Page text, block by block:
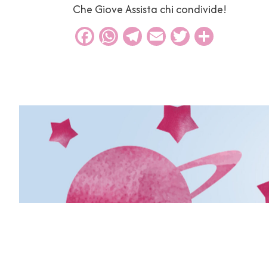
Che Giove Assista chi condivide!
Facebook
WhatsApp
Telegram
EmailTwitter